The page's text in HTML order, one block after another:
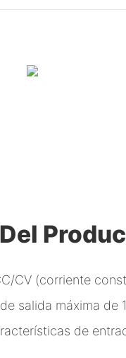
CV (corriente
salida máxima de
de